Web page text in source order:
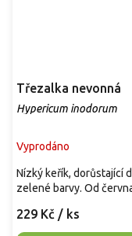
Třezalka nevonná
Hypericum inodorum
Vyprodáno
229 Kč / ks
Nízký keřík, dorůstající
zelené barvy. Od